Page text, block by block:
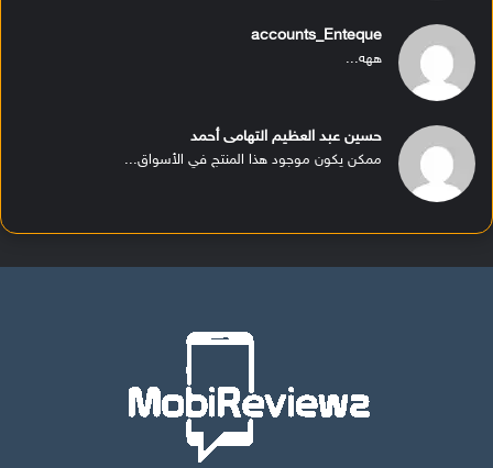
accounts_Enteque
ههه...
حسين عبد العظيم التهامى أحمد
ممكن يكون موجود هذا المنتج في الأسواق...